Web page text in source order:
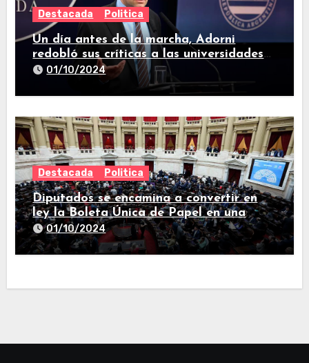
Destacada Politica
Un día antes de la marcha, Adorni
redobló sus críticas a las universidades
nacionales
01/10/2024
Destacada Politica
Diputados se encamina a convertir en
ley la Boleta Única de Papel en una
larga sesión
01/10/2024